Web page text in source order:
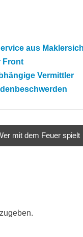
aus
Front
Vermittler
mit dem Feuer